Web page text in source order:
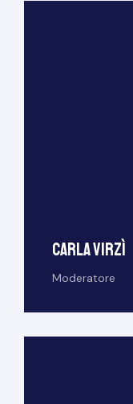
Carla Virzì
Moderatore